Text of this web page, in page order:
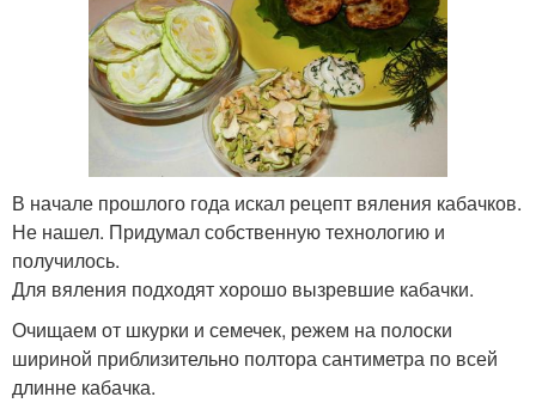
В начале прошлого года искал рецепт вяления кабачков.
Не нашел. Придумал собственную технологию и
получилось.
Для вяления подходят хорошо вызревшие кабачки.
Очищаем от шкурки и семечек, режем на полоски
шириной приблизительно полтора сантиметра по всей
длинне кабачка.